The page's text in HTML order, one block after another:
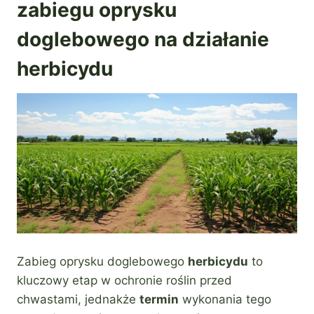
zabiegu oprysku
doglebowego na działanie
herbicydu
Zabieg oprysku doglebowego herbicydu to
kluczowy etap w ochronie roślin przed
chwastami, jednakże termin wykonania tego